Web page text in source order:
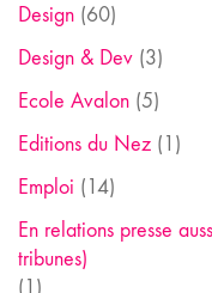
Design (60)
Design & Dev (3)
Ecole Avalon (5)
Editions du Nez (1)
Emploi (14)
En relations presse
tribunes)
(1)